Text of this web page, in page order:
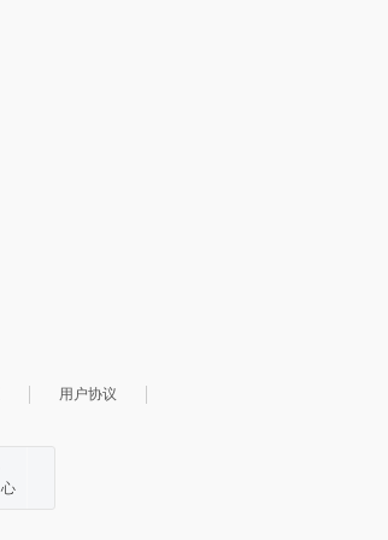
用户协议